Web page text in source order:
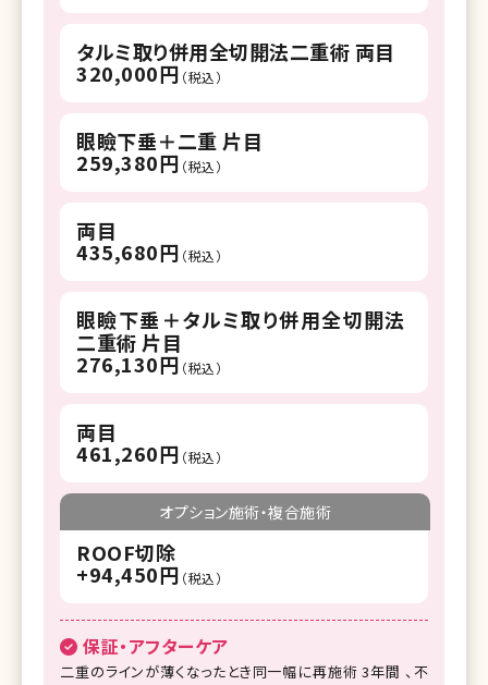
タルミ取り併用全切開法二重術 両目
320,000円 （税込）
眼瞼下垂＋二重 片目
259,380円 （税込）
両目
435,680円 （税込）
眼瞼下垂＋タルミ取り併用全切開法
二重術 片目
276,130円 （税込）
両目
461,260円 （税込）
オプション施術・複合施術
ROOF切除
+94,450円 （税込）
保証・アフターケア
二重のラインが薄くなったとき同一幅に再施術 3年間 、不